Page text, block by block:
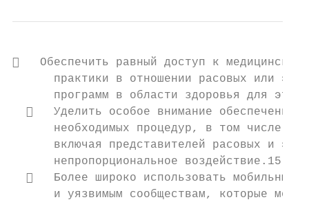
   Обеспечить равный доступ к
практики в отношении расовых или
программ в области здоровья для
   Уделить особое внимание обеспечению
необходимых процедур, в том числе
включая представителей расовых и
      непропорциональное воздействие.15
   Более широко использовать мобильные
и уязвимым сообществам, которые